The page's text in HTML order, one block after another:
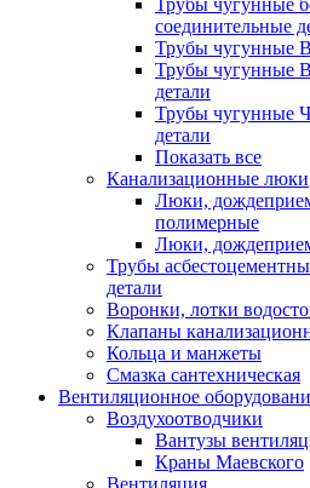
Трубы чугунные
соединительные
Трубы чугунные
Трубы чугунные
детали
Трубы чугунные
детали
Показать все
Канализационные люки
Люки,
полимерные
Люки,
Трубы
детали
Воронки, лотки
Клапаны
Кольца и манжеты
Смазка сантехническая
Вентиляционное
Воздухоотводчики
Вантузы
Краны Маевского
Вентиляция